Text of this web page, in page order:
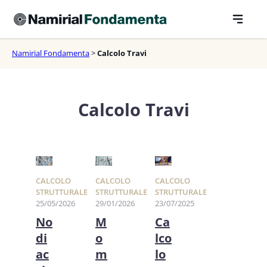
contenuto
Namirial Fondamenta>Calcolo Travi
Calcolo Travi
CALCOLO
STRUTTURALE
25/05/2026
No
di
ac
CALCOLO
STRUTTURALE
29/01/2026
M
o
m
CALCOLO
STRUTTURALE
23/07/2025
Ca
lco
lo